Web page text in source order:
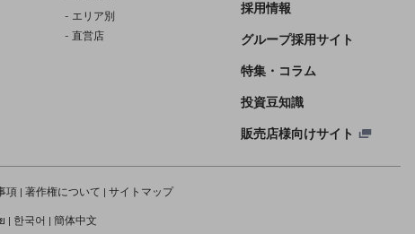
- エリア別
- 直営店
採用情報
グループ採用サイト
特集・コラム
投資豆知識
販売店様向けサイト
項 | 著作権について | サイトマップ
| 한국어 | 簡体中文